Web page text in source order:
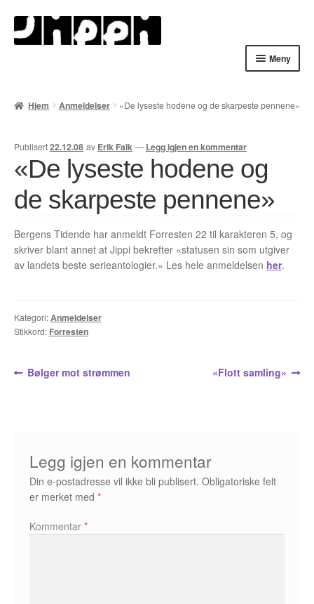
Hopp
til
Hopp
til
Meny
Handlekurv
Lenker
Nyheter
Opprørets bobler
Om Jippi
Tegnere
Hjem Anmeldelser «De lyseste hodene og de skarpeste pennene»
Publisert22.12.08 av Erik Falk —Legg igjen en kommentar
«De lyseste hodene og
de skarpeste pennene»
Bergens Tidende har anmeldt Forresten 22 til karakteren 5, og
skriver blant annet at Jippi bekrefter «statusen sin som utgiver
av landets beste serieantologier.» Les hele anmeldelsen her.
Kategori:Anmeldelser
Stikkord: Forresten
Innleggsnavigasjon
Forrige
Bølger mot strømmen
Neste
«Flott samling»
Legg igjen en kommentar
Din e-postadresse vil ikke bli publisert. Obligatoriske felt
er merket med*
Kommentar*